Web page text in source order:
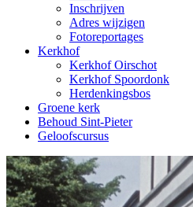
Inschrijven
Adres wijzigen
Fotoreportages
Kerkhof
Kerkhof Oirschot
Kerkhof Spoordonk
Herdenkingsbos
Groene kerk
Behoud Sint-Pieter
Geloofscursus